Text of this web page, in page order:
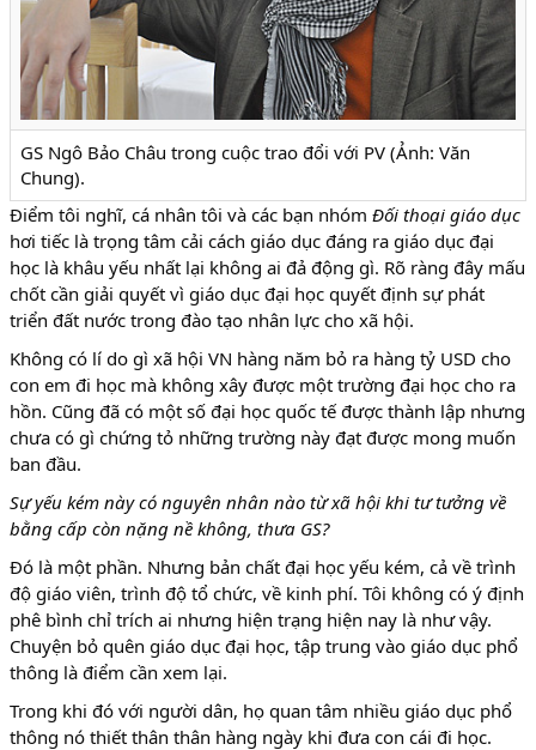
GS Ngô Bảo Châu trong cuộc trao đổi với PV (Ảnh: Văn
Chung).
Điểm tôi nghĩ, cá nhân tôi và các bạn nhóm Đối thoại giáo dục
hơi tiếc là trọng tâm cải cách giáo dục đáng ra giáo dục đại
học là khâu yếu nhất lại không ai đả động gì. Rõ ràng đây mấu
chốt cần giải quyết vì giáo dục đại học quyết định sự phát
triển đất nước trong đào tạo nhân lực cho xã hội.
Không có lí do gì xã hội VN hàng năm bỏ ra hàng tỷ USD cho
con em đi học mà không xây được một trường đại học cho ra
hồn. Cũng đã có một số đại học quốc tế được thành lập nhưng
chưa có gì chứng tỏ những trường này đạt được mong muốn
ban đầu.
Sự yếu kém này có nguyên nhân nào từ xã hội khi tư tưởng về
bằng cấp còn nặng nề không, thưa GS?
Đó là một phần. Nhưng bản chất đại học yếu kém, cả về trình
độ giáo viên, trình độ tổ chức, về kinh phí. Tôi không có ý định
phê bình chỉ trích ai nhưng hiện trạng hiện nay là như vậy.
Chuyện bỏ quên giáo dục đại học, tập trung vào giáo dục phổ
thông là điểm cần xem lại.
Trong khi đó với người dân, họ quan tâm nhiều giáo dục phổ
thông nó thiết thân thân hàng ngày khi đưa con cái đi học.